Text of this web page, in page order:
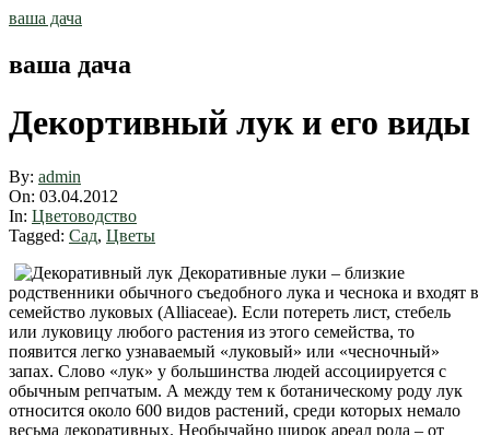
Skip
ваша дача
ваша дача
Декортивный лук и его виды
By: admin
On: 03.04.2012
In: Цветоводство
Tagged: Сад, Цветы
Декоративные луки – близкие
родственники обычного съедобного лука и чеснока и входят в
семейство луковых (Alliaceae). Если потереть лист, стебель
или луковицу любого растения из этого семейства, то
появится легко узнаваемый «луковый» или «чесночный»
запах. Слово «лук» у большинства людей ассоциируется с
обычным репчатым. А между тем к ботаническому роду лук
относится около 600 видов растений, среди которых немало
весьма декоративных. Необычайно широк ареал рода – от